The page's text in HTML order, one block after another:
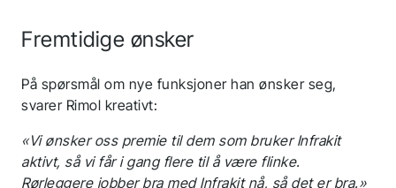
Fremtidige ønsker
På spørsmål om nye funksjoner han ønsker seg,
svarer Rimol kreativt:
«Vi ønsker oss premie til dem som bruker Infrakit
aktivt, så vi får i gang flere til å være flinke.
Rørleggere jobber bra med Infrakit nå, så det er bra.»